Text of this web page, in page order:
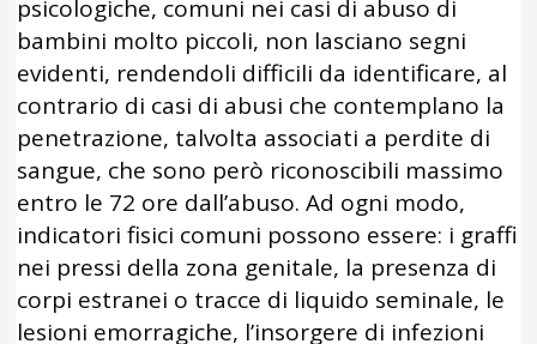
psicologiche, comuni nei casi di abuso di
bambini molto piccoli, non lasciano segni
evidenti, rendendoli difficili da identificare, al
contrario di casi di abusi che contemplano la
penetrazione, talvolta associati a perdite di
sangue, che sono però riconoscibili massimo
entro le 72 ore dall’abuso. Ad ogni modo,
indicatori fisici comuni possono essere: i graffi
nei pressi della zona genitale, la presenza di
corpi estranei o tracce di liquido seminale, le
lesioni emorragiche, l’insorgere di infezioni